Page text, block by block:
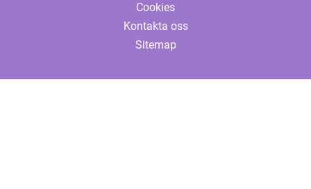
Cookies
Kontakta oss
Sitemap